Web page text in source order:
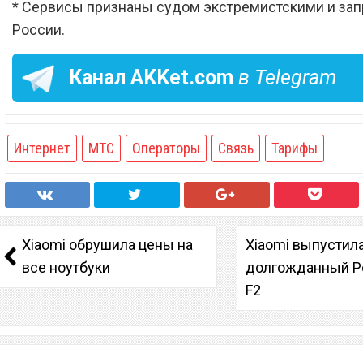
* Сервисы признаны судом экстремистскими и
России.
Канал AKKet.com в Telegram
Интернет МТС Операторы Связь Тарифы
Xiaomi обрушила цены на
все ноутбуки
Xiaomi
долгожданный
F2